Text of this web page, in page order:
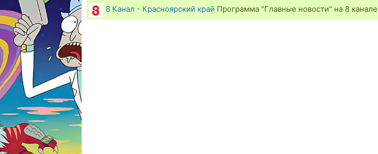
8 Канал - Красноярский край Программа "Главные новости" на 8 канале